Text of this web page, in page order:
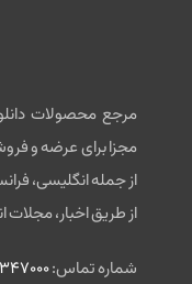
مرجع محصولات
مجزا برای عرضه و
از جمله انگلیسی،
از طریق اخبار،
شماره تماس: